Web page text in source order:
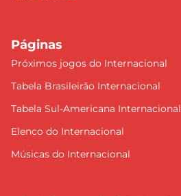
Páginas
Próximos jogos do Internacional
Tabela Brasileirão Internacional
Tabela Sul-Americana Internacional
Elenco do Internacional
Músicas do Internacional